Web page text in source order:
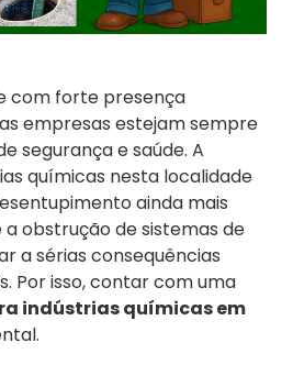
com forte presença
empresas estejam sempre
segurança e saúde. A
químicas nesta localidade
ainda mais
a obstrução de sistemas de
a sérias consequências
Por isso, contar com uma
indústrias químicas em